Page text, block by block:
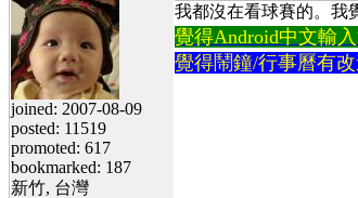
joined: 2007-08-09
posted: 11519
promoted: 617
bookmarked: 187
新竹, 台灣
我都沒在看球賽的。我
覺得Android中文輸
覺得鬧鐘/行事曆有改